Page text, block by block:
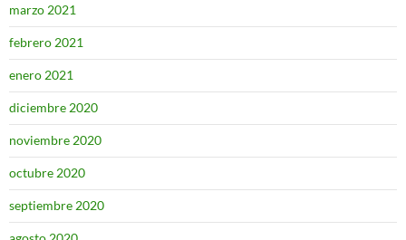
marzo 2021
febrero 2021
enero 2021
diciembre 2020
noviembre 2020
octubre 2020
septiembre 2020